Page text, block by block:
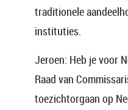
traditionele
instituties.
Jeroen: Heb je voor
Raad van
toezichtorgaan op